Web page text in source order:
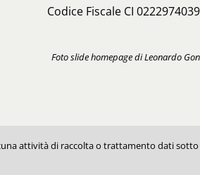
Codice Fiscale CI
Foto slide homepage di Leonardo
attività di raccolta o trattamento dati sotto